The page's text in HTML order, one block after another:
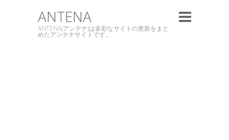
ANTENA
ANTENA(アンテナ)は多彩なサイトの更新をまと
めたアンテナサイトです。